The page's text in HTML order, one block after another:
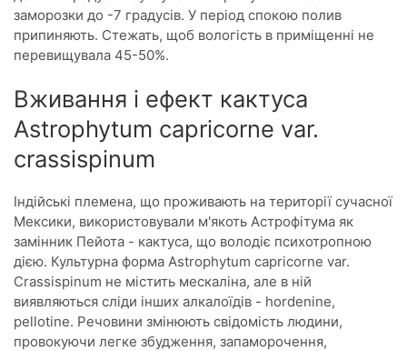
заморозки до -7 градусів. У період спокою полив
припиняють. Стежать, щоб вологість в приміщенні не
перевищувала 45-50%.
Вживання і ефект кактуса
Astrophytum capricorne var.
crassispinum
Індійські племена, що проживають на території сучасної
Мексики, використовували м'якоть Астрофітума як
замінник Пейота - кактуса, що володіє психотропною
дією. Культурна форма Astrophytum capricorne var.
Crassispinum не містить мескаліна, але в ній
виявляються сліди інших алкалоїдів - hordenine,
pellotine. Речовини змінюють свідомість людини,
провокуючи легке збудження, запаморочення,